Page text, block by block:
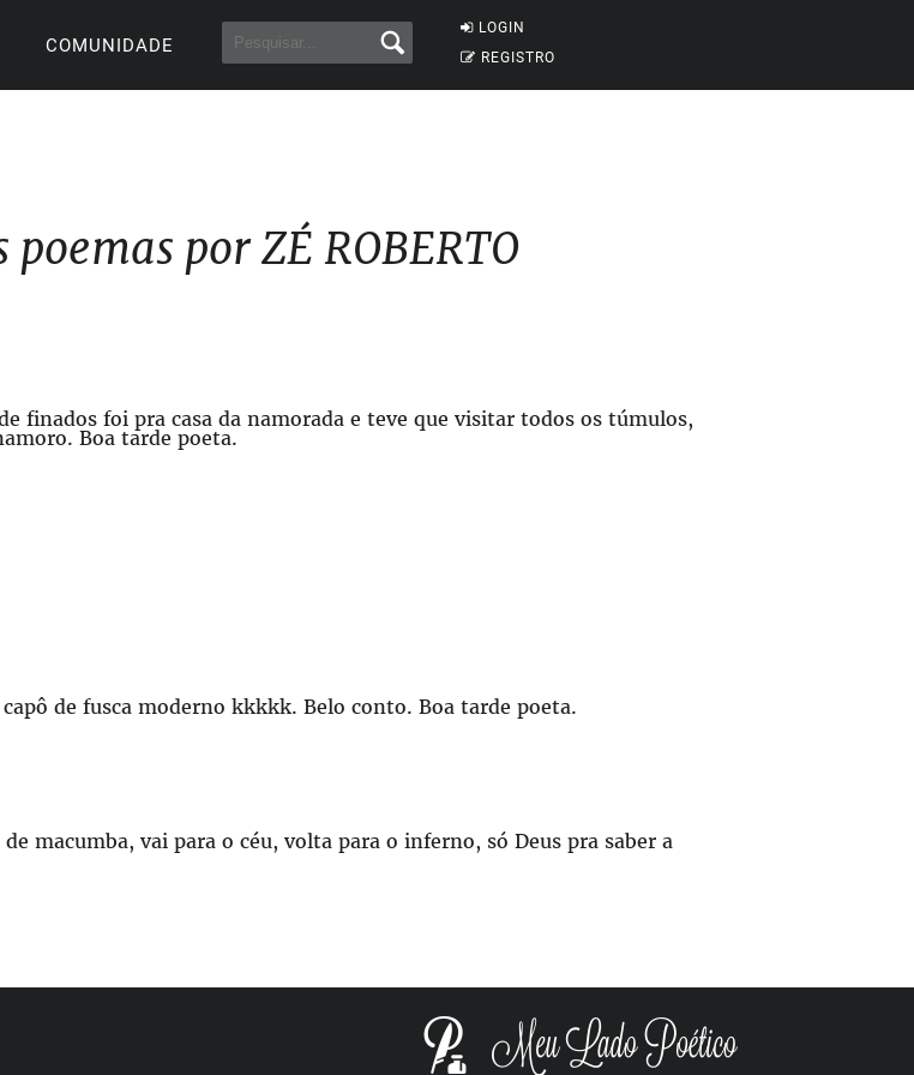
LOGIN
REGISTRO
COMUNIDADE
por ZÉ ROBERTO
finados foi pra casa da namorada e teve que visitar todos os túmulos,
Boa tarde poeta.
de fusca moderno kkkkk. Belo conto. Boa tarde poeta.
macumba, vai para o céu, volta para o inferno, só Deus pra saber a